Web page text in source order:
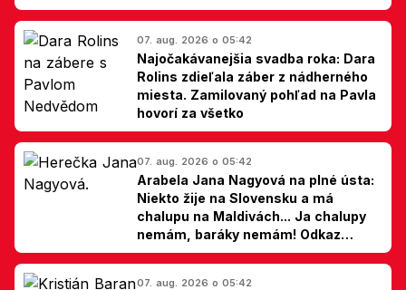
07. aug. 2026 o 05:42
Najočakávanejšia svadba roka: Dara
Rolins zdieľala záber z nádherného
miesta. Zamilovaný pohľad na Pavla
hovorí za všetko
07. aug. 2026 o 05:42
Arabela Jana Nagyová na plné ústa:
Niekto žije na Slovensku a má
chalupu na Maldivách... Ja chalupy
nemám, baráky nemám! Odkaz
Slovákom
07. aug. 2026 o 05:42